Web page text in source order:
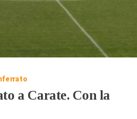
a Carate. Con la